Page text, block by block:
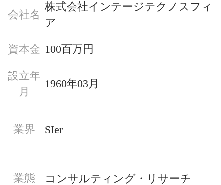
会社名
株式会社インテージテクノスフィ
ア
資本金 100百万円
設立年
月
1960年03月
業界 SIer
業態 コンサルティング・リサーチ